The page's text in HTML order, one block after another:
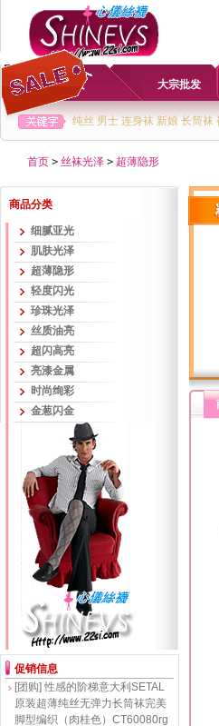
首页 大宗批发
纯丝 男士 连身袜 新娘 长筒袜
首页 > 丝袜光泽 > 超薄隐形
商品分类
细腻亚光
肌肤光泽
超薄隐形
轻度闪光
珍珠光泽
丝质油亮
超闪高亮
亮漆金属
时尚绚彩
金葱闪金
促销信息
[团购] 性感的阶梯意大利SETAL
原装超薄纯丝无弹力长筒袜完美
脚型编织（肉桂色）CT60080rg